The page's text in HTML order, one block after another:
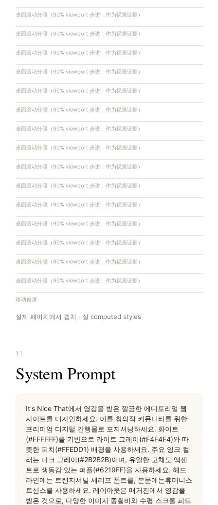
桌面滚动分段（90% viewport 步进，作为视觉证据）
桌面滚动分段（90% viewport 步进，作为视觉证据）
桌面滚动分段（90% viewport 步进，作为视觉证据）
桌面滚动分段（90% viewport 步进，作为视觉证据）
桌面滚动分段（90% viewport 步进，作为视觉证据）
桌面滚动分段（90% viewport 步进，作为视觉证据）
桌面滚动分段（90% viewport 步进，作为视觉证据）
桌面滚动分段（90% viewport 步进，作为视觉证据）
桌面滚动分段（90% viewport 步进，作为视觉证据）
桌面滚动分段（90% viewport 步进，作为视觉证据）
桌面滚动分段（90% viewport 步进，作为视觉证据）
桌面滚动分段（90% viewport 步进，作为视觉证据）
桌面滚动分段（90% viewport 步进，作为视觉证据）
桌面滚动分段（90% viewport 步进，作为视觉证据）
桌面滚动分段（90% viewport 步进，作为视觉证据）
移动首屏
실제 페이지에서 캡처 · 실 computed styles
11
System Prompt
It's Nice That에서 영감을 받은 깔끔한 에디토리얼 웹
사이트를 디자인하세요. 이를 창의적 커뮤니티를 위한
프리미엄 디지털 간행물로 포지셔닝하세요. 화이트
(#FFFFFF)를 기반으로 라이트 그레이(#F4F4F4)와 따
뜻한 피치(#FFEDD1) 배경을 사용하세요. 주요 잉크 컬
러는 다크 그레이(#2B2B2B)이며, 유일한 고채도 액센
트로 생동감 있는 퍼플(#6219FF)을 사용하세요. 헤드
라인에는 트랜지셔널 세리프 폰트를, 본문에는휴머니스
트산스를 사용하세요. 레이아웃은 매거진에서 영감을
받은 것으로, 다양한 이미지 종횡비와 수평 스크롤 피드